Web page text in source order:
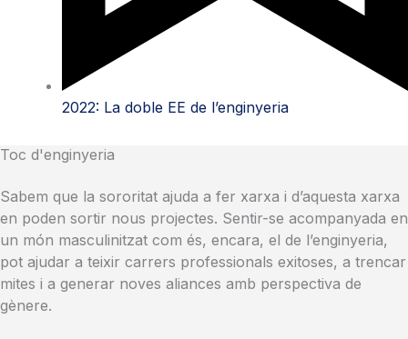
2022: La doble EE de l’enginyeria
Toc d'enginyeria
Sabem que la sororitat ajuda a fer xarxa i d’aquesta xarxa
en poden sortir nous projectes. Sentir-se acompanyada en
un món masculinitzat com és, encara, el de l’enginyeria,
pot ajudar a teixir carrers professionals exitoses, a trencar
mites i a generar noves aliances amb perspectiva de
gènere.